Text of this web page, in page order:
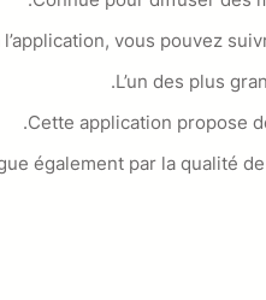
l’application, vous pouvez
L’un des plus
Cette application propose
également par la qualité